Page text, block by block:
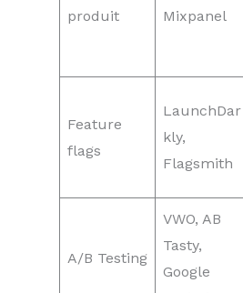
produit
Mixpanel
Feature
flags
LaunchDar
kly,
Flagsmith
A/B Testing
VWO, AB
Tasty,
Google